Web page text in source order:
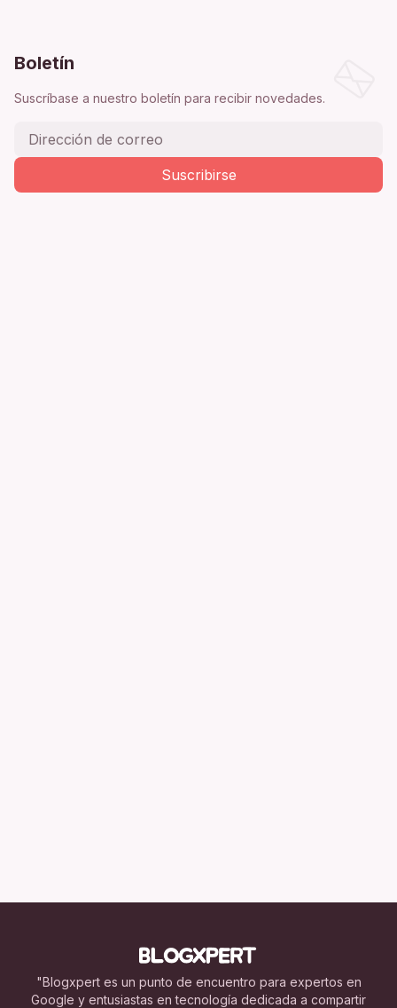
Boletín
Suscríbase a nuestro boletín para recibir novedades.
"Blogxpert es un punto de encuentro para expertos en
Google y entusiastas en tecnología dedicada a compartir